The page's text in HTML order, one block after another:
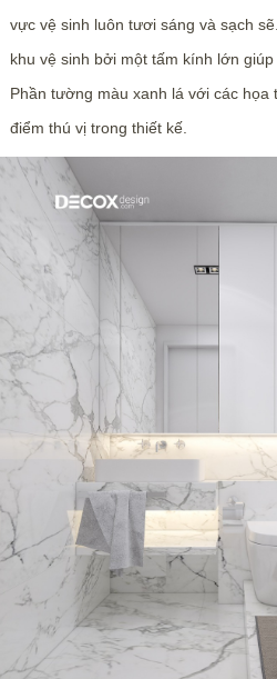
vực vệ sinh luôn tươi sáng và sạch
khu vệ sinh bởi một tấm kính lớn
Phần tường màu xanh lá với các họa
điểm thú vị trong thiết kế.